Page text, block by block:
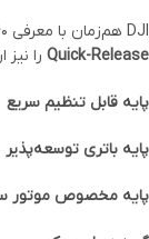
DJI هم‌زمان با معرفی Osmo 360، مجموعه‌ای جدید از
Quick-Release را
پایه قابل تنظیم سریع
پایه باتری توسعه‌پذیر
پایه مخصوص موتور